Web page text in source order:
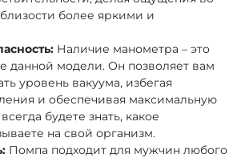
более яркими и
Наличие манометра – это
данной модели. Он позволяет вам
уровень вакуума, избегая
и обеспечивая максимальную
будете знать, какое
на свой организм.
Помпа подходит для мужчин любого